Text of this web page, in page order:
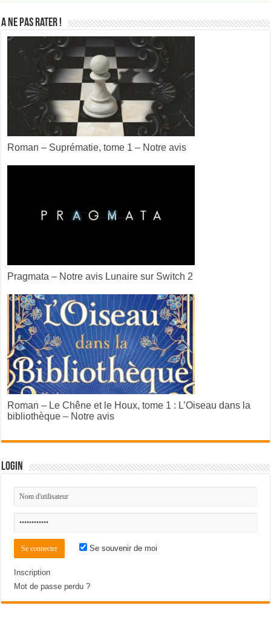
A ne pas rater !
Roman – Suprématie, tome 1 – Notre avis
Pragmata – Notre avis Lunaire sur Switch 2
Roman – Le Chêne et le Houx, tome 1 : L’Oiseau dans la
bibliothèque – Notre avis
Login
Se souvenir de moi
Inscription
Mot de passe perdu ?